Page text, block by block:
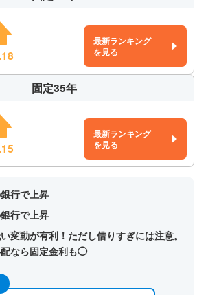
最新ランキング
を見る
固定35年
最新ランキング
を見る
行で上昇
行で上昇
変動が有利！ただし借りすぎには注意。
なら固定金利も◯